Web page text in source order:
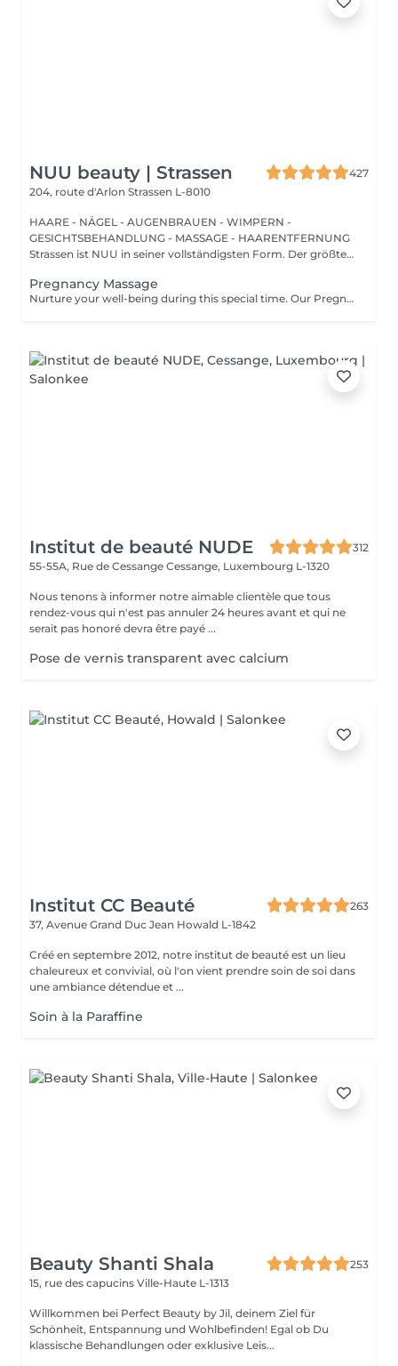
NUU beauty | Strassen
427
204, route d'Arlon Strassen L-8010
HAARE - NÄGEL - AUGENBRAUEN - WIMPERN -
GESICHTSBEHANDLUNG - MASSAGE - HAARENTFERNUNG
Strassen ist NUU in seiner vollständigsten Form. Der größte
Pregnancy Massage
Nurture your well-being during this special time. Our Pregnancy Massage is a gentle, relaxing treatment designed to reduce muscle tension, improve circulation, and ease discomfort commonly experienced during pregnancy. Soft, flowing techniques and comfortable side-lying positioning provide deep relaxation without placing pressure on the abdomen. Hypoallergenic, unscented oils are used to care for sensitive skin and maintain comfort throughout the session. This massage helps relieve tension in the lower back and shoulders, reduces swelling and heaviness in the legs, improves overall circulation, and promotes a sense of ease and balance in the body. This treatment is performed only with the approval of your doctor.
Institut de beauté NUDE
312
55-55A, Rue de Cessange Cessange, Luxembourg L-1320
Nous tenons à informer notre aimable clientèle que tous
rendez-vous qui n'est pas annuler 24 heures avant et qui ne
serait pas honoré devra être payé ...
Pose de vernis transparent avec calcium
Institut CC Beauté
263
37, Avenue Grand Duc Jean Howald L-1842
Créé en septembre 2012, notre institut de beauté est un lieu
chaleureux et convivial, où l'on vient prendre soin de soi dans
une ambiance détendue et ...
Soin à la Paraffine
Beauty Shanti Shala
253
15, rue des capucins Ville-Haute L-1313
Willkommen bei Perfect Beauty by Jil, deinem Ziel für
Schönheit, Entspannung und Wohlbefinden! Egal ob Du
klassische Behandlungen oder exklusive Leis...